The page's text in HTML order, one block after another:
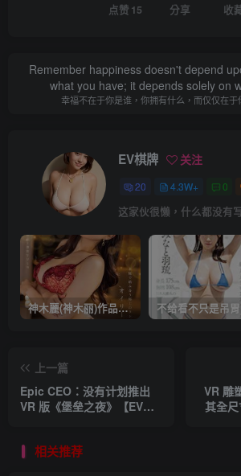
点赞 15 分享 收
Remember happiness doesn't depend
what you have; it depends solely on
幸福不在于你是谁，你拥有什么，而仅仅在于
EV棋牌 关注
20 4.3W+ 0
这家伙很懒，什么都没有
神木麗(神木丽)作品STARS-804发布！出道一周年，华丽布拉甲闪亮动人！【EV棋牌】
上一篇
Epic CEO：没有计划推出
VR 版《堡垒之夜》【EV棋
VR 雕
其全
相关推荐